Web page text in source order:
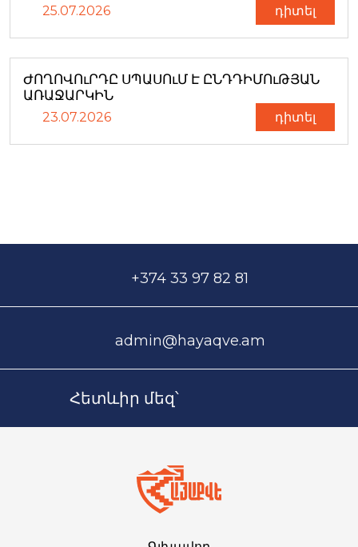
25.07.2026 դիտել
ԺՈՂՈՎՈւՐԴԸ ՍՊԱՍՈւՄ Է ԸՆԴԴԻՄՈւԹՅԱՆ
ԱՌԱՋԱՐԿԻՆ
23.07.2026 դիտել
+374 33 97 82 81
admin@hayaqve.am
Հետևիր մեզ՝